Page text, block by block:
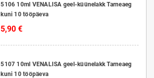
5106 10ml VENALISA geel-küünelakk Tarneaeg
kuni 10 tööpäeva
5,90 €
5107 10ml VENALISA geel-küünelakk Tarneaeg
kuni 10 tööpäeva